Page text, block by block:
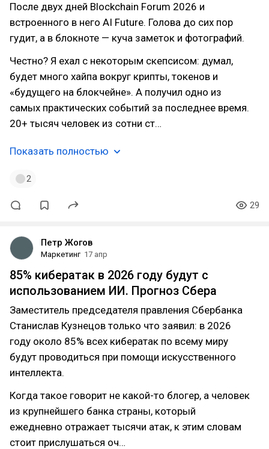
После двух дней Blockchain Forum 2026 и
встроенного в него AI Future. Голова до сих пор
гудит, а в блокноте — куча заметок и фотографий.
Честно? Я ехал с некоторым скепсисом: думал,
будет много хайпа вокруг крипты, токенов и
«будущего на блокчейне». А получил одно из
самых практических событий за последнее время.
20+ тысяч человек из сотни ст…
Показать полностью
2
29
Петр Жогов
Маркетинг 17 апр
85% кибератак в 2026 году будут с
использованием ИИ. Прогноз Сбера
Заместитель председателя правления Сбербанка
Станислав Кузнецов только что заявил: в 2026
году около 85% всех кибератак по всему миру
будут проводиться при помощи искусственного
интеллекта.
Когда такое говорит не какой-то блогер, а человек
из крупнейшего банка страны, который
ежедневно отражает тысячи атак, к этим словам
стоит прислушаться оч…